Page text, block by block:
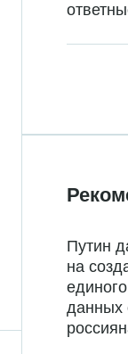
Путин
на
данных